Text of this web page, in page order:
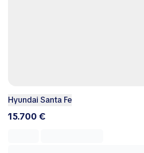
Hyundai Santa Fe
15.700 €